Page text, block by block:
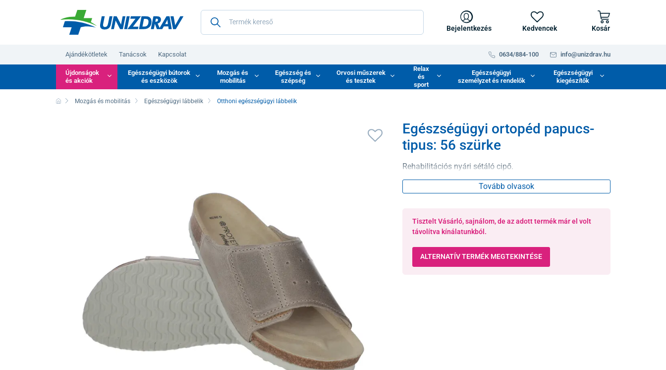
Bejelentkezés Kedvencek Kosár
Ajándékötletek Tanácsok Kapcsolat 0634/884-100 info@unizdrav.hu
Újdonságok
és akciók
Egészségügyi bútorok
és eszközök
Mozgás és
mobilitás
Egészség és
szépség
Orvosi műszerek
és tesztek
Relax
és
sport
Egészségügyi
személyzet és rendelők
Egészségügyi
kiegészítők
Mozgás és mobilitás Egészségügyi lábbelik Otthoni egészségügyi lábbelik
Egészségügyi ortopéd papucs-
tipus: 56 szürke
Rehabilitációs nyári sétáló cipő.
Tovább olvasok
Tisztelt Vásárló, sajnálom, de az adott termék már el volt
távolítva kínálatunkból.
ALTERNATÍV TERMÉK MEGTEKINTÉSE